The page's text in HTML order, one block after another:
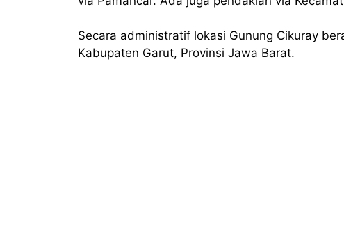
Secara administratif lokasi Gunung Cikuray
Kabupaten Garut, Provinsi Jawa Barat.